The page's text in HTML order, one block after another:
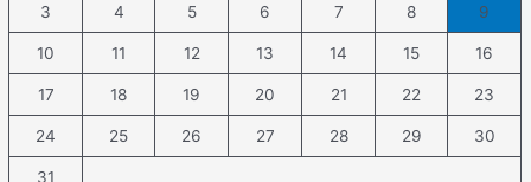
3 4 5 6 7 8 9
10 11 12 13 14 15 16
17 18 19 20 21 22 23
24 25 26 27 28 29 30
31